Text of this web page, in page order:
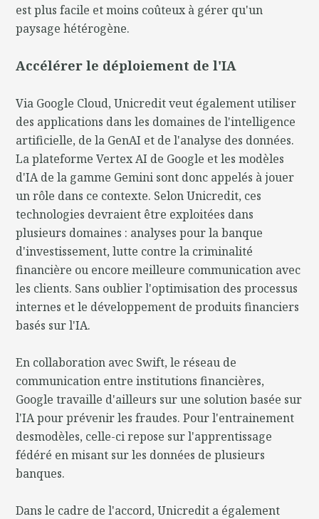
est plus facile et moins coûteux à gérer qu'un
paysage hétérogène.
Accélérer le déploiement de l'IA
Via Google Cloud, Unicredit veut également utiliser
des applications dans les domaines de l'intelligence
artificielle, de la GenAI et de l'analyse des données.
La plateforme Vertex AI de Google et les modèles
d'IA de la gamme Gemini sont donc appelés à jouer
un rôle dans ce contexte. Selon Unicredit, ces
technologies devraient être exploitées dans
plusieurs domaines : analyses pour la banque
d'investissement, lutte contre la criminalité
financière ou encore meilleure communication avec
les clients. Sans oublier l'optimisation des processus
internes et le développement de produits financiers
basés sur l'IA.
En collaboration avec Swift, le réseau de
communication entre institutions financières,
Google travaille d'ailleurs sur une solution basée sur
l'IA pour prévenir les fraudes. Pour l'entrainement
desmodèles, celle-ci repose sur l'apprentissage
fédéré en misant sur les données de plusieurs
banques.
Dans le cadre de l'accord, Unicredit a également